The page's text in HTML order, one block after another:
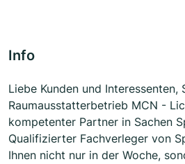
Info
Liebe Kunden und
Raumausstatterbetrieb MCN -
kompetenter Partner in Sachen
Qualifizierter Fachverleger von
Ihnen nicht nur in der Woche,